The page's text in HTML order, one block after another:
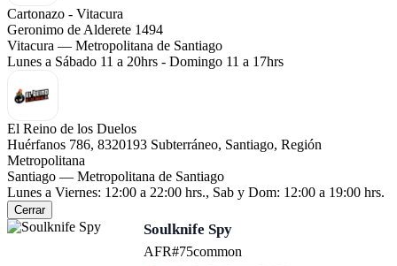
Cartonazo - Vitacura
Geronimo de Alderete 1494
Vitacura — Metropolitana de Santiago
Lunes a Sábado 11 a 20hrs - Domingo 11 a 17hrs
El Reino de los Duelos
Huérfanos 786, 8320193 Subterráneo, Santiago, Región
Metropolitana
Santiago — Metropolitana de Santiago
Lunes a Viernes: 12:00 a 22:00 hrs., Sab y Dom: 12:00 a 19:00 hrs.
Cerrar
Soulknife Spy
AFR#75common